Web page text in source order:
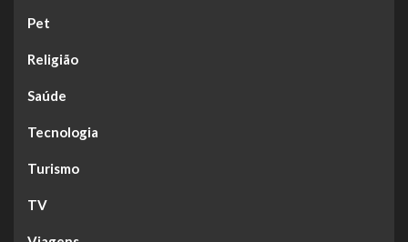
Pet
Religião
Saúde
Tecnologia
Turismo
TV